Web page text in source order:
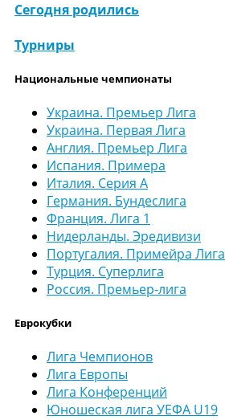
Сегодня родились
Турниры
Национальные чемпионаты
Украина. Премьер Лига
Украина. Первая Лига
Англия. Премьер Лига
Испания. Примера
Италия. Серия А
Германия. Бундеслига
Франция. Лига 1
Нидерланды. Эредивизи
Португалия. Примейра Лига
Турция. Суперлига
Россия. Премьер-лига
Еврокубки
Лига Чемпионов
Лига Европы
Лига Конференций
Юношеская лига УЕФА U19